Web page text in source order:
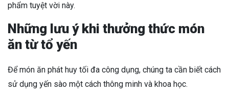
phẩm tuyệt vời này.
Những lưu ý khi thưởng thức món
ăn từ tổ yến
Để món ăn phát huy tối đa công dụng, chúng ta cần biết cách
sử dụng yến sào một cách thông minh và khoa học.